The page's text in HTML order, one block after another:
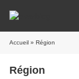
Accueil » Région
Région